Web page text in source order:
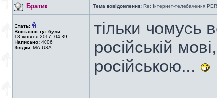
Братик Тема повідомлення: Re: Інтернет-телебачення
Стать:
Востаннє тут були:
13 жовтня 2017, 04:39
Написано: 4006
Звідки: MA-USA
тільки чомусь
російській
російською...